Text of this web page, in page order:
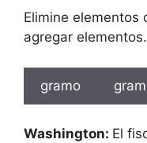
Elimine elementos
agregar elementos.
gramo
Washington: El